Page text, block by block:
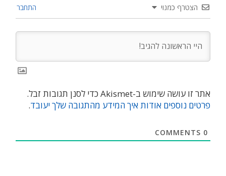
הצטרף כמנוי התחבר
אתר זו עושה שימוש ב-Akismet כדי לסנן תגובות זבל.
פרטים נוספים אודות איך המידע מהתגובה שלך יעובד.
0